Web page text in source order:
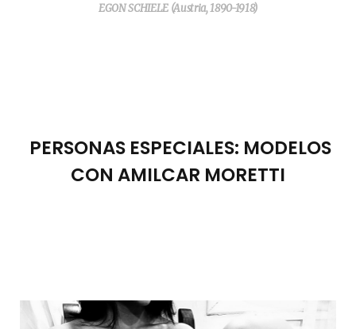
EGON SCHIELE (Austria, 1890-1918)
PERSONAS ESPECIALES: MODELOS
CON AMILCAR MORETTI